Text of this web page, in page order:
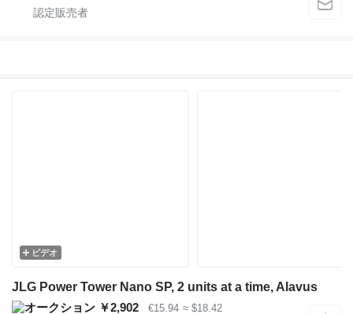
ビデオ
JLG Power Tower Nano SP, 2 units at a time, Alavus
￥2,902
€15.94 ≈ $18.42